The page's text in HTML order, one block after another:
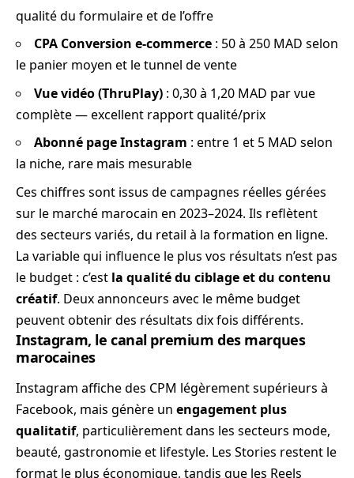
qualité du formulaire et de l’offre
CPA Conversion e-commerce : 50 à 250 MAD selon
le panier moyen et le tunnel de vente
Vue vidéo (ThruPlay) : 0,30 à 1,20 MAD par vue
complète — excellent rapport qualité/prix
Abonné page Instagram : entre 1 et 5 MAD selon
la niche, rare mais mesurable
Ces chiffres sont issus de campagnes réelles gérées
sur le marché marocain en 2023–2024. Ils reflètent
des secteurs variés, du retail à la formation en ligne.
La variable qui influence le plus vos résultats n’est pas
le budget : c’est la qualité du ciblage et du contenu
créatif. Deux annonceurs avec le même budget
peuvent obtenir des résultats dix fois différents.
Instagram, le canal premium des marques
marocaines
Instagram affiche des CPM légèrement supérieurs à
Facebook, mais génère un engagement plus
qualitatif, particulièrement dans les secteurs mode,
beauté, gastronomie et lifestyle. Les Stories restent le
format le plus économique, tandis que les Reels